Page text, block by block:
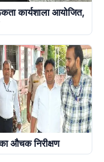
कार्यशाला आयोजित,
औचक निरीक्षण